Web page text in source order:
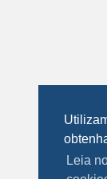
Leia